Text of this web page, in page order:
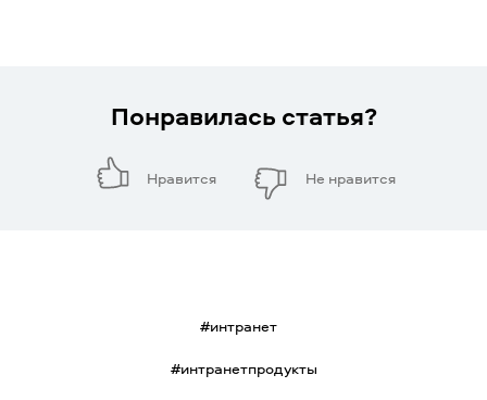
Понравилась статья?
Нравится Не нравится
#интранет
#интранетпродукты